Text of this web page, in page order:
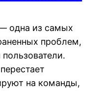
одна из самых
проблем,
на команды,